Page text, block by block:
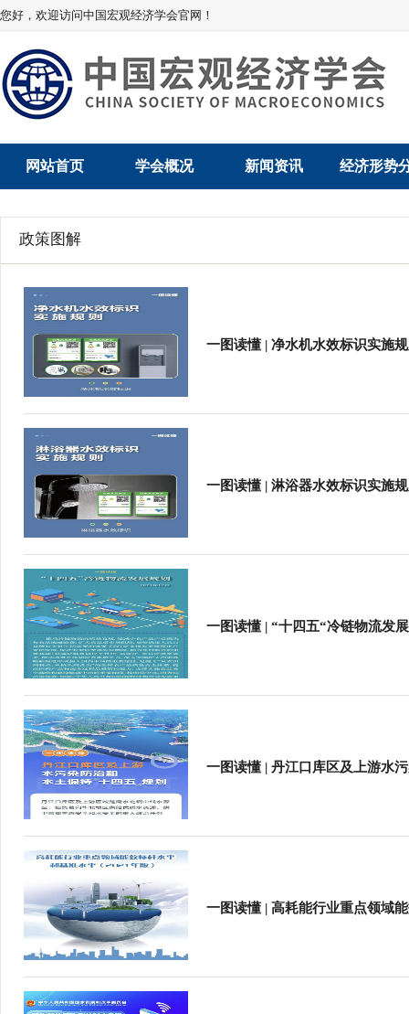
您好，欢迎访问中国宏观经济学会官网！
网站首页 学会概况
学会领导
组织机构
学会章程
特邀研究员
新闻资讯
会员动态
经济形势
产业发展
价格指数
政策图解
一图读懂 | 净水机水效标识实施
一图读懂 | 淋浴器水效标识实施
一图读懂 | “十四五“冷链物流发
一图读懂 | 丹江口库区及上游水
一图读懂 | 高耗能行业重点领域